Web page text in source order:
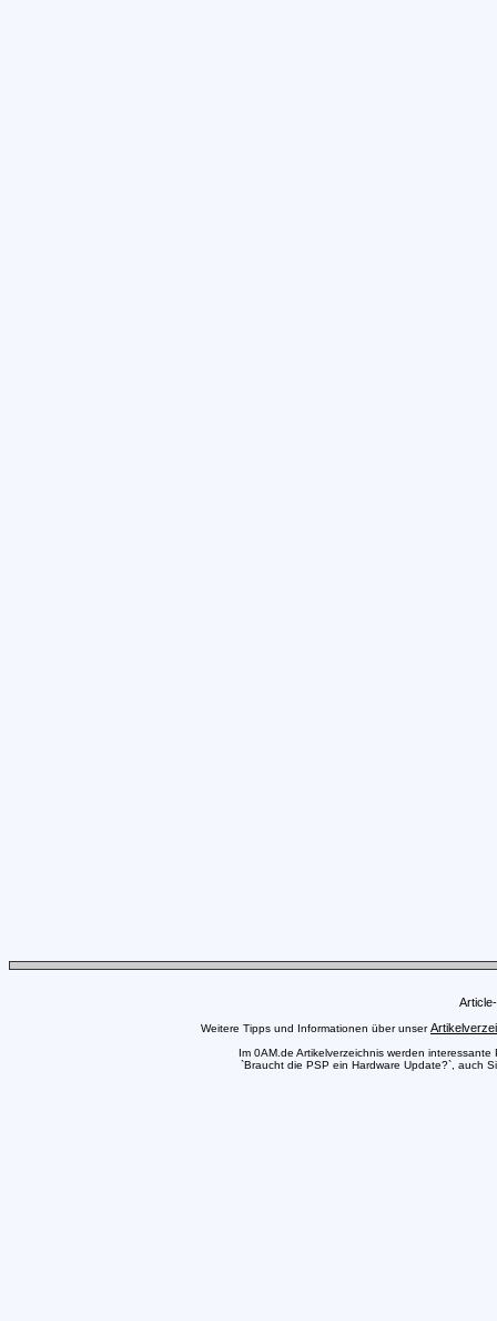
Weitere Tipps und Informationen über unser
Im 0AM.de Artikelverzeichnis werden
`Braucht die PSP ein Hardware Update?`, auch